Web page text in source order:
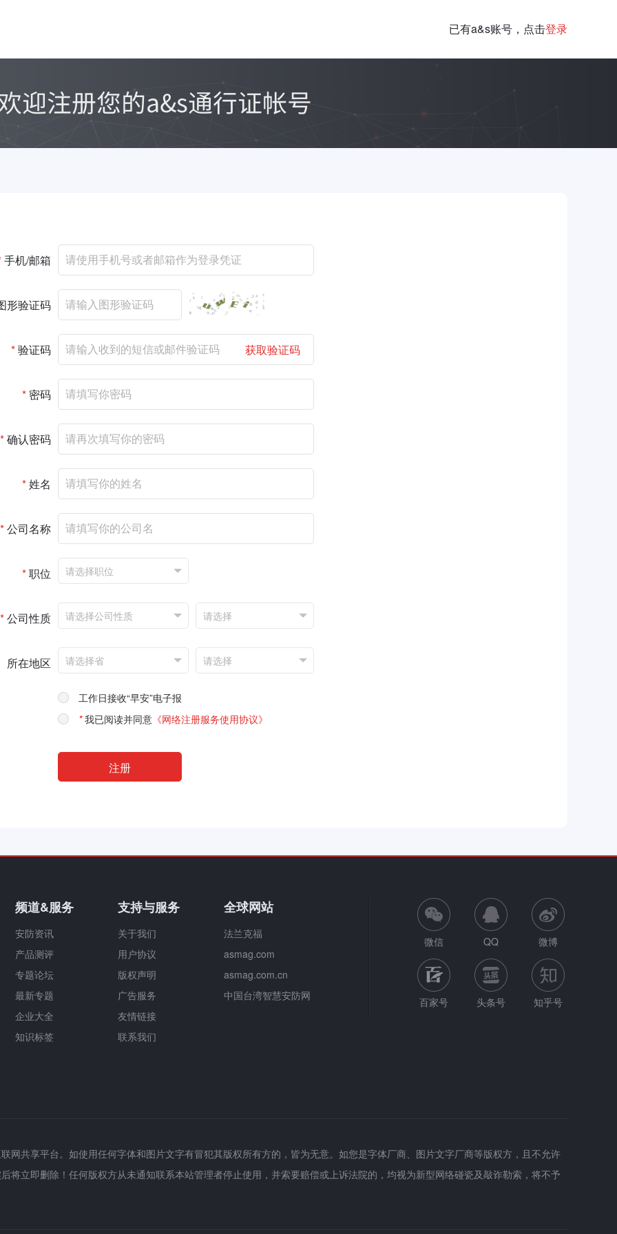
已有a&s账号，点击登录
手机/邮箱
形验证码
*验证码 获取验证码
* 密码
*确认密码
*姓名
*公司名称
*职位
*公司性质
所在地区
工作日接收“早安”电子报
*我已阅读并同意 《网络注册服务使用协议》
频道&服务
安防资讯
产品测评
专题论坛
最新专题
企业大全
知识标签
支持与服务
关于我们
用户协议
版权声明
广告服务
友情链接
联系我们
全球网站
法兰克福
asmag.com
asmag.com.cn
中国台湾智慧安防网
微信 QQ 微博
百家号 头条号 知乎号
网共享平台。如使用任何字体和图片文字有冒犯其版权所有方的，皆为无意。如您是字体厂商、图片文字厂商等版权方，且不允许
将立即删除！任何版权方从未通知联系本站管理者停止使用，并索要赔偿或上诉法院的，均视为新型网络碰瓷及敲诈勒索，将不予